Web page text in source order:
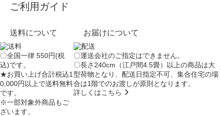
ご利用ガイド
送料について
〇全国一律 550円(税
込)です。
★お買い上げ合計税込1
0,000円以上で送料無料
です。
※一部対象外商品もご
ざいます。
お届けについて
〇運送会社のご指定はできません。
〇長さ240cm（江戸間4.5畳）以上の商品は大
型荷物となり、配送日指定不可 、集合住宅の場
合は1階でのお渡しが原則となります。
詳しくはこちら